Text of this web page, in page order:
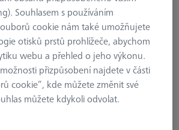
Souhlasem s používáním
cookie nám také umožňujete
otisků prstů prohlížeče, abychom
webu a přehled o jeho výkonu.
přizpůsobení najdete v části
cookie“, kde můžete změnit své
můžete kdykoli odvolat.